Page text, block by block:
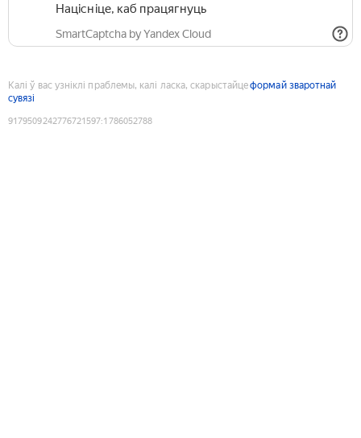
Націсніце, каб працягнуць
SmartCaptcha by Yandex Cloud
Калі ў вас узніклі праблемы, калі ласка, скарыстайцеформай зваротнай
сувязі
9179509242776721597:1786052788